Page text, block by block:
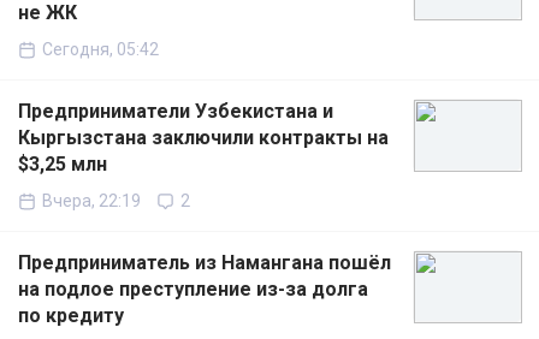
не ЖК
Сегодня, 05:42
Предприниматели Узбекистана и
Кыргызстана заключили контракты на
$3,25 млн
Вчера, 22:19 2
Предприниматель из Намангана пошёл
на подлое преступление из-за долга
по кредиту